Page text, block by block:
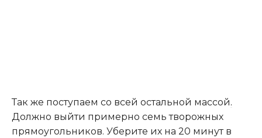
Так же поступаем со всей остальной массой.
Должно выйти примерно семь творожных
прямоугольников. Уберите их на 20 минут в